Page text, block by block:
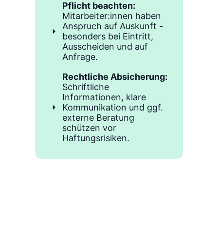
Pflicht beachten:
Mitarbeiter:innen haben
Anspruch auf Auskunft -
besonders bei Eintritt,
Ausscheiden und auf
Anfrage.
Rechtliche Absicherung:
Schriftliche
Informationen, klare
Kommunikation und ggf.
externe Beratung
schützen vor
Haftungsrisiken.